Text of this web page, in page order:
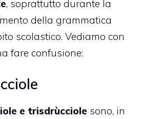
, soprattutto durante la
della grammatica
scolastico. Vediamo con
fare confusione:
e trisdrùcciole sono, in